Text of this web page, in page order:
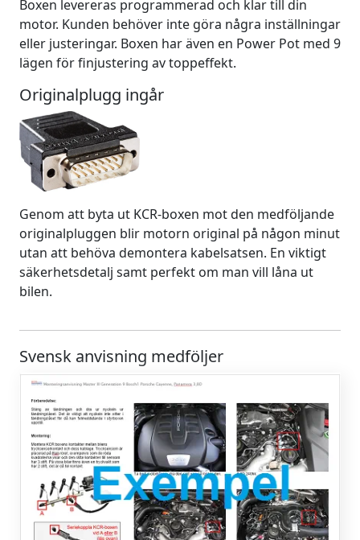
Boxen levereras programmerad och klar till din
motor. Kunden behöver inte göra några inställningar
eller justeringar. Boxen har även en Power Pot med 9
lägen för finjustering av toppeffekt.
Originalplugg ingår
Genom att byta ut KCR-boxen mot den medföljande
originalpluggen blir motorn original på någon minut
utan att behöva demontera kabelsatsen. En viktigt
säkerhetsdetalj samt perfekt om man vill låna ut
bilen.
Svensk anvisning medföljer